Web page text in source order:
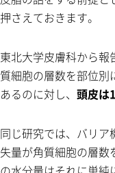
押さえておきます。
東北大学皮膚科から報
質細胞の層数を部位
あるのに対し、 頭皮
同じ研究では、バリア
失量が角質細胞の層数